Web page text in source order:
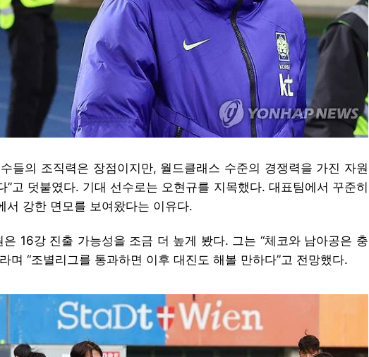
들의 조직력은 장점이지만, 월드클래스 수준의 경쟁력을 가진 자원
”고 덧붙였다. 기대 선수로는 오현규를 지목했다. 대표팀에서 꾸준히
서 강한 면모를 보여왔다는 이유다.
16강 진출 가능성을 조금 더 높게 봤다. 그는 “체코와 남아공은 충
며 “조별리그를 통과하면 이후 대진도 해볼 만하다”고 전망했다.